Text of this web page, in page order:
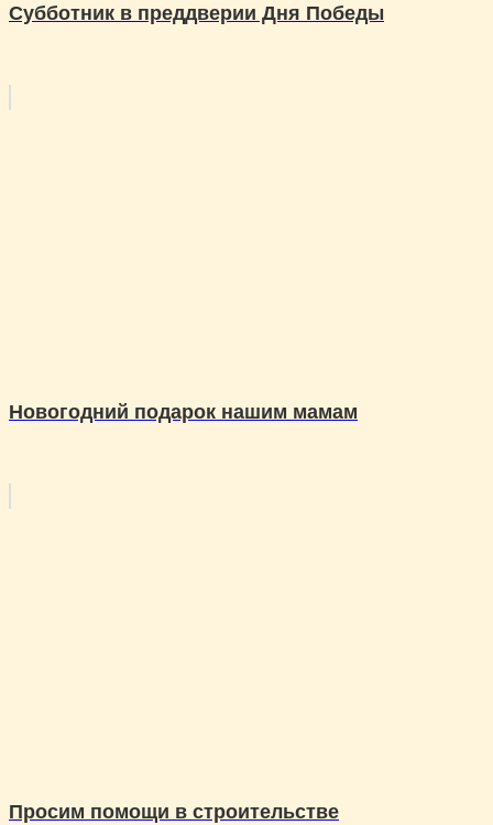
Субботник в преддверии Дня Победы
Новогодний подарок нашим мамам
Просим помощи в строительстве